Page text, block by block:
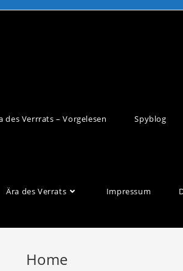
des Verrrats – Vorgelesen Spyblog
Ära des Verrats Impressum
Home